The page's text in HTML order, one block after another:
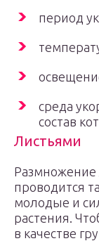
период
среда
состав
Листьями
Размножение
проводится
молодые и
растения.
в качестве